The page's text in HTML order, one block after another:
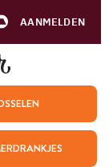
AANMELDEN